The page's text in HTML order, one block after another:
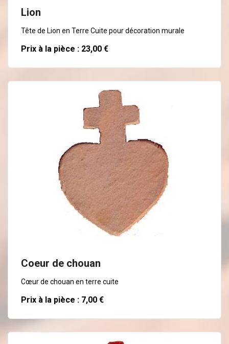
Lion
Tête de Lion en Terre Cuite pour décoration murale
Prix à la pièce : 23,00 €
Coeur de chouan
Cœur de chouan en terre cuite
Prix à la pièce : 7,00 €
En savoir plus